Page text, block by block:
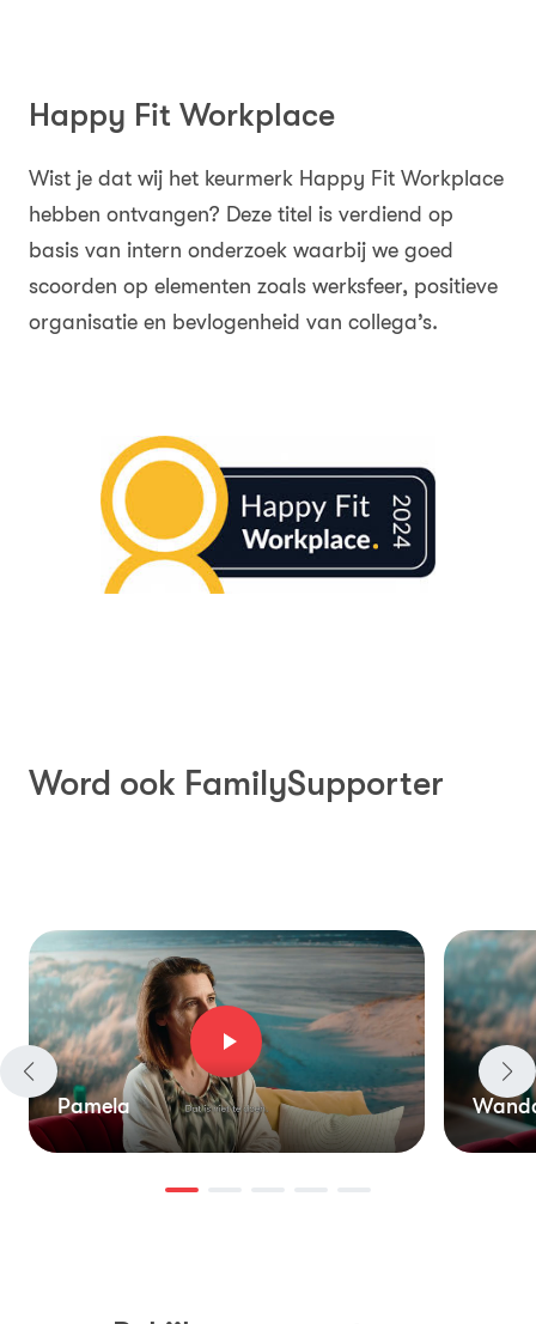
Happy Fit Workplace
Wist je dat wij het keurmerk Happy Fit Workplace
hebben ontvangen? Deze titel is verdiend op
basis van intern onderzoek waarbij we goed
scoorden op elementen zoals werksfeer, positieve
organisatie en bevlogenheid van collega’s.
Word ook FamilySupporter
Pamela